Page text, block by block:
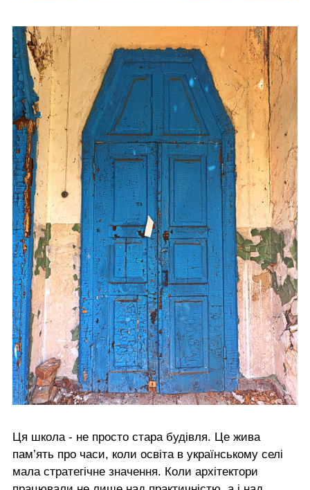
Ця школа - не просто стара будівля. Це жива
пам’ять про часи, коли освіта в українському селі
мала стратегічне значення. Коли архітектори